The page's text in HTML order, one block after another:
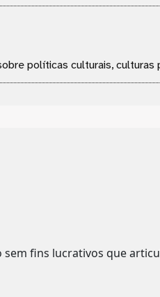
políticas culturais, culturas
sem fins lucrativos que